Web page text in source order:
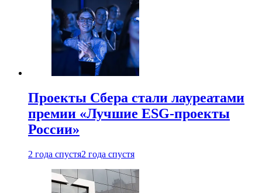
Проекты Сбера стали лауреатами
премии «Лучшие ESG-проекты
России»
2 года спустя2 года спустя